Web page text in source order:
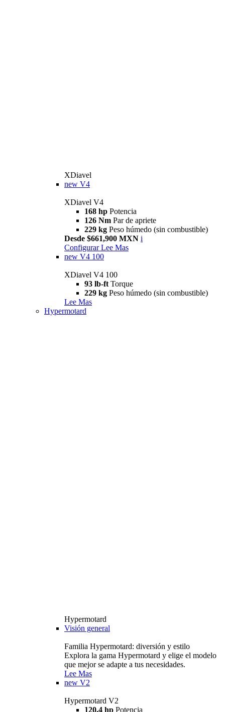
XDiavel
new V4
XDiavel V4
168 hp Potencia
126 Nm Par de apriete
229 kg Peso húmedo (sin combustible)
Desde $661,900 MXN i
Configurar Lee Mas
new V4 100
XDiavel V4 100
93 lb-ft Torque
229 kg Peso húmedo (sin combustible)
Lee Mas
Hypermotard
Hypermotard
Visión general
Familia Hypermotard: diversión y estilo
Explora la gama Hypermotard y elige el modelo
que mejor se adapte a tus necesidades.
Lee Mas
new V2
Hypermotard V2
120,4 hp Potencia